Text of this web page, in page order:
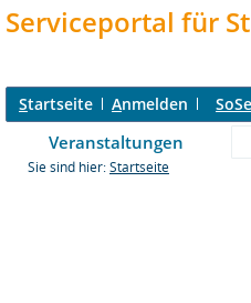
Serviceportal für
Startseite Anmelden
Veranstaltungen
Sie sind hier: Startseite